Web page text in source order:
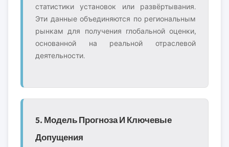
статистики установок или развёртывания.
Эти данные объединяются по региональным
рынкам для получения глобальной оценки,
основанной на реальной отраслевой
деятельности.
5. Модель Прогноза И Ключевые
Допущения